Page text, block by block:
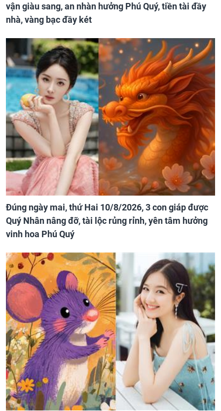
vận giàu sang, an nhàn hưởng Phú Quý, tiền tài đầy
nhà, vàng bạc đầy két
Đúng ngày mai, thứ Hai 10/8/2026, 3 con giáp được
Quý Nhân nâng đỡ, tài lộc rủng rỉnh, yên tâm hưởng
vinh hoa Phú Quý